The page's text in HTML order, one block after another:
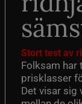
Stort test av
Folksam har
prisklasser
Det visar sig